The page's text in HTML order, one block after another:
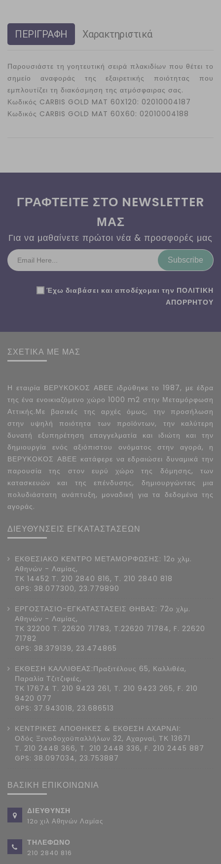
ΠΕΡΙΓΡΑΦΗ Χαρακτηριστικά
Παρουσιάστε τη γοητευτική σειρά πλακιδίων που θέτει το
σημείο αναφοράς της εξαιρετικής ποιότητας που
εμπλουτίζει τη διακόσμηση της ατμόσφαιρας σας.
Κωδικός CARBIS GOLD MAT 60X120: 02010004187
Κωδικός CARBIS GOLD MAT 60X60: 02010004188
ΓΡΑΦΤΕΙΤΕ ΣΤΟ NEWSLETTER
ΜΑΣ
Για να μαθαίνετε πρώτοι νέα & προσφορές μας
Subscribe
Έχω διαβάσει και αποδέχομαι την ΠΟΛΙΤΙΚΗ
ΑΠΟΡΡΗΤΟΥ
ΣΧΕΤΙΚΑ ΜΕ ΜΑΣ
Η εταιρία ΒΕΡΥΚΟΚΟΣ ΑΒΕΕ ιδρύθηκε το 1987, με έδρα
της ένα ενοικιαζόμενο χώρο 1000 m2 στην Μεταμόρφωση
Αττικής.Με βασικές της αρχές όμως, την προσήλωση
στην υψηλή ποιότητα των προϊόντων, την καλύτερη
δυνατή εξυπηρέτηση επαγγελματία και ιδιώτη και την
δημιουργία ενός αξιόπιστου ονόματος στην αγορά, η
ΒΕΡΥΚΟΚΟΣ ΑΒΕΕ κατάφερε να εδραιώσει δυναμικά την
παρουσία της στον ευρύ χώρο της δόμησης, των
κατασκευών και της επένδυσης, δημιουργώντας μια
πολυδιάστατη ανάπτυξη, μοναδική για τα δεδομένα της
αγοράς.
ΔΙΕΥΘΥΝΣΕΙΣ ΕΓΚΑΤΑΣΤΑΣΕΩΝ
ΕΚΘΕΣΙΑΚΟ ΚΕΝΤΡΟ ΜΕΤΑΜΟΡΦΩΣΗΣ: 12ο χλμ.
Αθηνών - Λαμίας,
ΤΚ 14452 Τ. 210 2840 816, Τ. 210 2840 818
GPS: 38.077300, 23.779890
ΕΡΓΟΣΤΑΣΙΟ-ΕΓΚΑΤΑΣΤΑΣΕΙΣ ΘΗΒΑΣ: 72ο χλμ.
Αθηνών - Λαμίας,
ΤΚ 32200 Τ. 22620 71783, T.22620 71784, F. 22620
71782
GPS: 38.379139, 23.474865
ΕΚΘΕΣΗ ΚΑΛΛΙΘΕΑΣ:Πραξιτέλους 65, Καλλιθέα,
Παραλία Τζιτζιφιές,
ΤΚ 17674 Τ. 210 9423 261, T. 210 9423 265, F. 210
9420 077
GPS: 37.943018, 23.686513
ΚΕΝΤΡΙΚΕΣ ΑΠΟΘΗΚΕΣ & ΕΚΘΕΣΗ ΑΧΑΡΝΑΙ:
Οδός Ξενοδοχοϋπαλλήλων 32, Αχαρναί, ΤΚ 13671
Τ. 210 2448 366, T. 210 2448 336, F. 210 2445 887
GPS: 38.097034, 23.753887
ΒΑΣΙΚΗ ΕΠΙΚΟΙΝΩΝΙΑ
ΔΙΕΥΘΥΝΣΗ
12ο χιλ Αθηνών Λαμίας
ΤΗΛΕΦΩΝΟ
210 2840 816